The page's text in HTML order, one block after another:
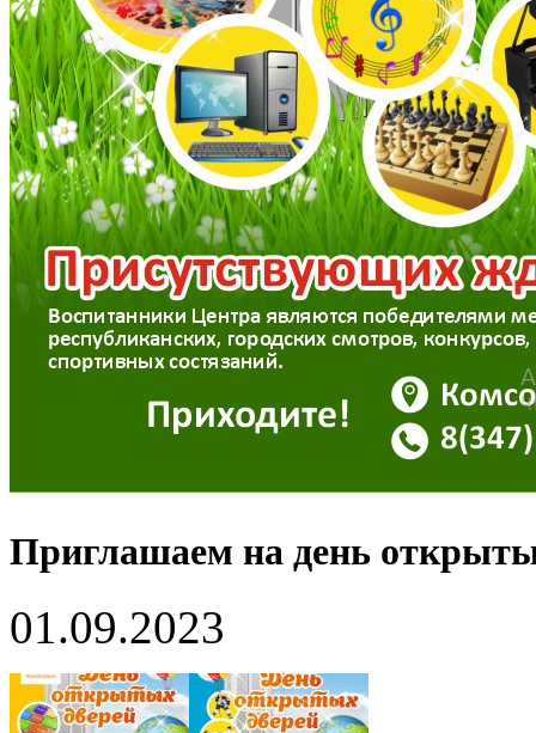
Приглашаем на день
01.09.2023